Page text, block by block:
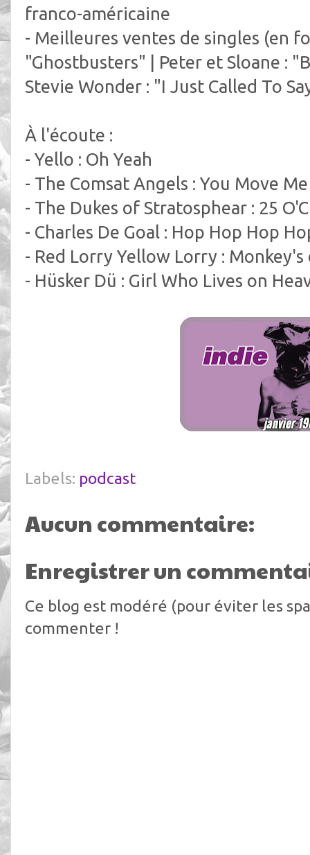
franco-américaine
- Meilleures ventes de singles (en
"Ghostbusters" | Peter et Sloane :
Stevie Wonder : "I Just Called To
À l'écoute :
- Yello : Oh Yeah
- The Comsat Angels : You Move Me
- The Dukes of Stratosphear : 25
- Charles De Goal : Hop Hop Hop
- Red Lorry Yellow Lorry : Monkey's
- Hüsker Dü : Girl Who Lives on
Labels: podcast
Aucun commentaire:
Enregistrer un
Ce blog est modéré (pour éviter les
commenter !